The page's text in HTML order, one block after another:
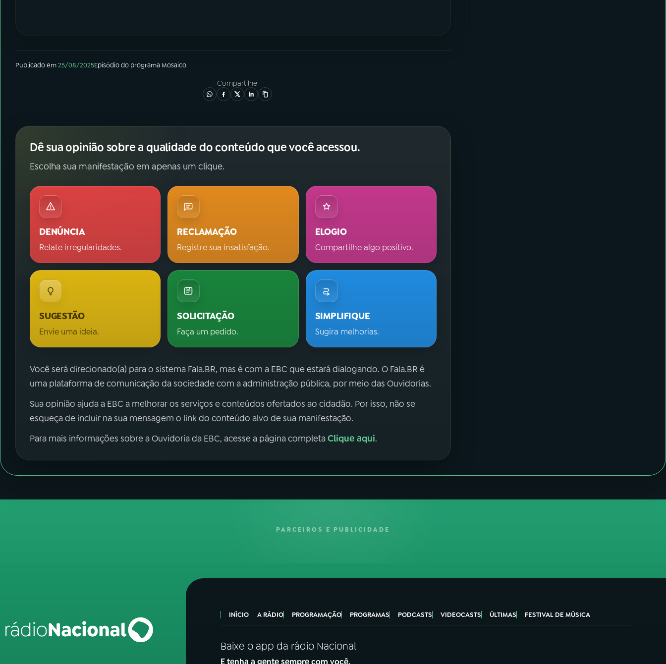
Publicado em25/08/2025Episódiodo programa Mosaico
Compartilhe
Dê sua opinião sobre a qualidade do conteúdo que você acessou.
Escolha sua manifestação em apenas um clique.
DENÚNCIA
Relate irregularidades.
RECLAMAÇÃO
Registre sua insatisfação.
ELOGIO
Compartilhe algo positivo.
SUGESTÃO
Envie uma ideia.
SOLICITAÇÃO
Faça um pedido.
SIMPLIFIQUE
Sugira melhorias.
Você será direcionado(a) para o sistema Fala.BR, mas é com a EBC que estará dialogando. O Fala.BR é
uma plataforma de comunicação da sociedade com a administração pública, por meio das Ouvidorias.
Sua opinião ajuda a EBC a melhorar os serviços e conteúdos ofertados ao cidadão. Por isso, não se
esqueça de incluir na sua mensagem o link do conteúdo alvo de sua manifestação.
Para mais informações sobre a Ouvidoria da EBC, acesse a página completaClique aqui.
PARCEIROS E PUBLICIDADE
INÍCIO A RÁDIO PROGRAMAÇÃO PROGRAMAS PODCASTS VIDEOCASTS ÚLTIMAS FESTIVAL DE MÚSICA
Baixe o app da rádio Nacional
E tenha a gente sempre com você.